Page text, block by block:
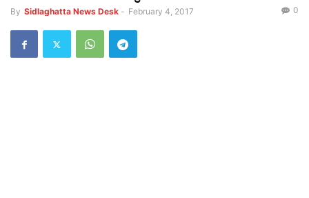
By Sidlaghatta News Desk - February 4, 2017 0